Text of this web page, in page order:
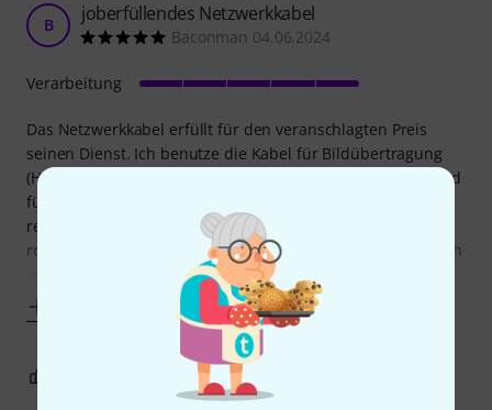
B joberfüllendes Netzwerkkabel
Baconman 04.06.2024
Das Netzwerkkabel erfüllt für den veranschlagten Preis
seinen Dienst. Ich benutze die Kabel für Bildübertragung
(HDMI auf Ethernet), Verbindung vom X32 zur Stagebox und
für "normale" Netzwerkanwendung. Für meine Zwecke
reicht es aus. Ich würde die Kabel jedoch nicht als
roadtauglich bezeichnen, wenngleich die Stecker ordentlich
verarbeitet sind. Wenn man wirklich
Verarbeitung
BEWERTUNG MELDEN